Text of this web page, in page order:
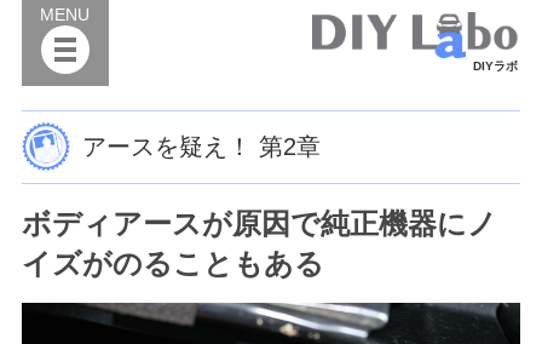
DIYラボ
MENU
アースを疑え！ 第2章
ボディアースが原因で純正機器にノ
イズがのることもある